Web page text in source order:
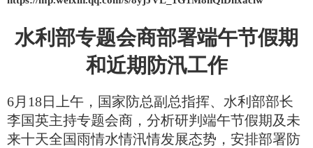
水利部专题会商部署端午节假期
和近期防汛工作
6月18日上午，国家防总副总指挥、水利部部长
李国英主持专题会商，分析研判端午节假期及未
来十天全国雨情水情汛情发展态势，安排部署防